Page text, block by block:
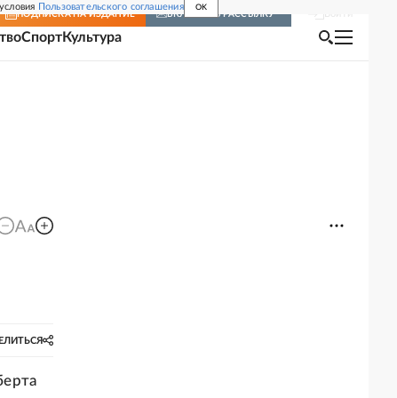
Пользовательского соглашения OK
ПОДПИСКА НА ИЗДАНИЕ ВКЛЮЧИТЬ РАССЫЛКУ
СпортКультура